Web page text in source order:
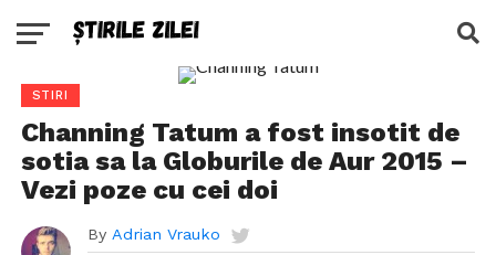
STIRI
Channing Tatum a fost insotit de
sotia sa la Globurile de Aur 2015 –
Vezi poze cu cei doi
By Adrian Vrauko